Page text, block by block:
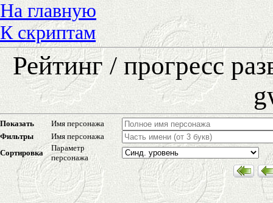
На главную
К скриптам
Рейтинг / прогресс
Показать
Имя персонажа
Фильтры
Имя персонажа
Сортировка
Параметр
персонажа